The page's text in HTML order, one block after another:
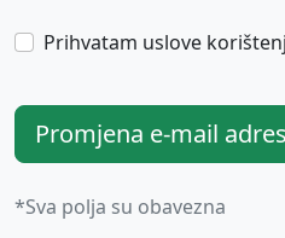
a na navedenu e-mail
biti e-mail adresa
prijavljena i evidentirana,
„RAD“-a;
mail adrese za slanje
Prihvatam uslove
Promjena e-mail
*Sva polja su obavezna